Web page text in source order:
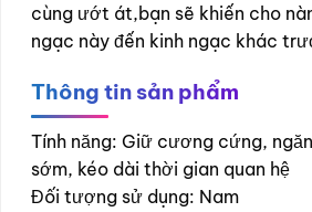
cùng ướt át,bạn sẽ khiến cho
ngạc này đến kinh ngạc khác
Thông tin sản phẩm
Tính năng: Giữ cương cứng,
sớm, kéo dài thời gian quan hệ
Đối tượng sử dụng: Nam